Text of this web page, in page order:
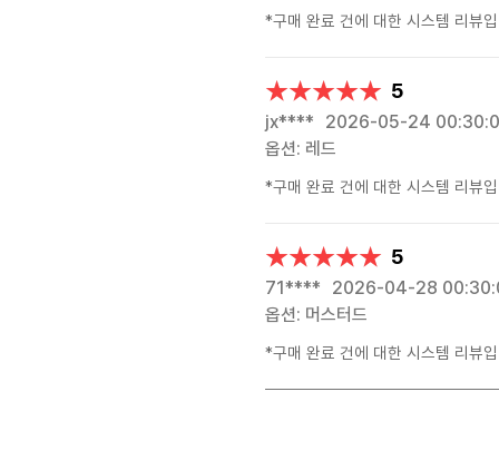
*구매 완료 건에 대한 시스템 리뷰
★★★★★
★★★★★ 5
jx**** 2026-05-24
옵션: 레드
*구매 완료 건에 대한 시스템 리뷰
★★★★★
★★★★★ 5
71**** 2026-04-28
옵션: 머스터드
*구매 완료 건에 대한 시스템 리뷰